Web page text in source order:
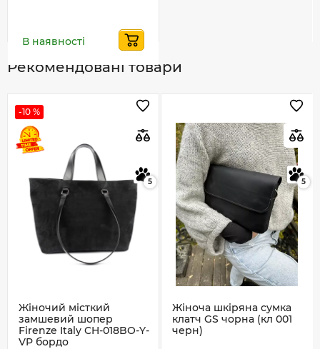
В наявності
Рекомендовані товари
-10 %
5
Жіночий місткий
замшевий шопер
Firenze Italy CH-018BO-Y-
VP бордо
5
Жіноча шкіряна сумка
клатч GS чорна (кл 001
черн)